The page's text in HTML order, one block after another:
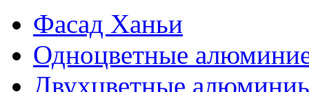
Фасад Ханьи
Одноцветные
Двухцветные